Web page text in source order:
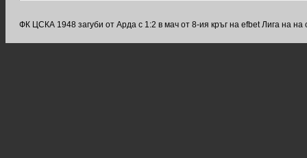
ФК ЦСКА 1948 загуби от Арда с 1:2 в мач от 8-ия кръг на efbet Лига на